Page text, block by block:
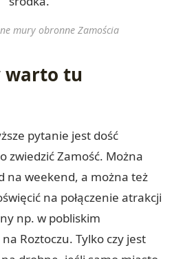
mury obronne Zamościa
warto tu
pytanie jest dość
zwiedzić Zamość. Można
na weekend, a można też
na połączenie atrakcji
np. w pobliskim
Roztoczu. Tylko czy jest